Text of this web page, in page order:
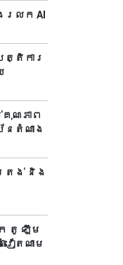
រលក AI
តិការ
ណភាព
តំណាង
ត្រង់ និង
តូ ឡឹម
តណាម